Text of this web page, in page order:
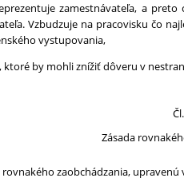
zamestnávateľa, a
Vzbudzuje na pracovisku čo
vystupovania,
by mohli znížiť dôveru v
Zásada
zaobchádzania,